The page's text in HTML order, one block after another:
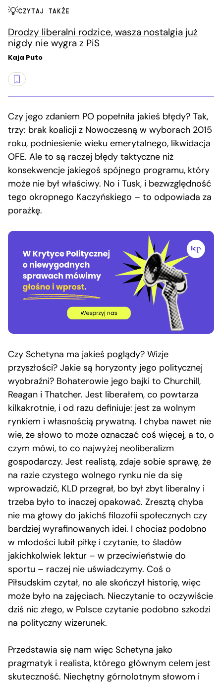
CZYTAJ TAKŻE
Drodzy liberalni rodzice, wasza nostalgia już
nigdy nie wygra z PiS
Kaja Puto
Czy jego zdaniem PO popełniła jakieś błędy? Tak,
trzy: brak koalicji z Nowoczesną w wyborach 2015
roku, podniesienie wieku emerytalnego, likwidacja
OFE. Ale to są raczej błędy taktyczne niż
konsekwencje jakiegoś spójnego programu, który
może nie był właściwy. No i Tusk, i bezwzględność
tego okropnego Kaczyńskiego – to odpowiada za
porażkę.
Czy Schetyna ma jakieś poglądy? Wizje
przyszłości? Jakie są horyzonty jego politycznej
wyobraźni? Bohaterowie jego bajki to Churchill,
Reagan i Thatcher. Jest liberałem, co powtarza
kilkakrotnie, i od razu definiuje: jest za wolnym
rynkiem i własnością prywatną. I chyba nawet nie
wie, że słowo to może oznaczać coś więcej, a to, o
czym mówi, to co najwyżej neoliberalizm
gospodarczy. Jest realistą, zdaje sobie sprawę, że
na razie czystego wolnego rynku nie da się
wprowadzić, KLD przegrał, bo był zbyt liberalny i
trzeba było to inaczej opakować. Zresztą chyba
nie ma głowy do jakichś filozofii społecznych czy
bardziej wyrafinowanych idei. I chociaż podobno
w młodości lubił piłkę i czytanie, to śladów
jakichkolwiek lektur – w przeciwieństwie do
sportu – raczej nie uświadczymy. Coś o
Piłsudskim czytał, no ale skończył historię, więc
może było na zajęciach. Nieczytanie to oczywiście
dziś nic złego, w Polsce czytanie podobno szkodzi
na polityczny wizerunek.
Przedstawia się nam więc Schetyna jako
pragmatyk i realista, którego głównym celem jest
skuteczność. Niechętny górnolotnym słowom i